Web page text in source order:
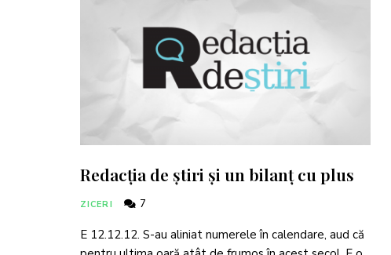
Redacția de știri și un bilanț cu plus
ZICERI 7
E 12.12.12. S-au aliniat numerele în calendare, aud că